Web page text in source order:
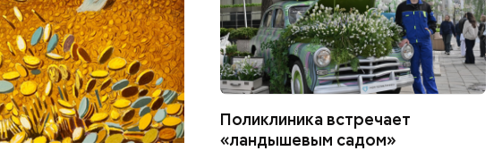
Поликлиника встречает
«ландышевым садом»